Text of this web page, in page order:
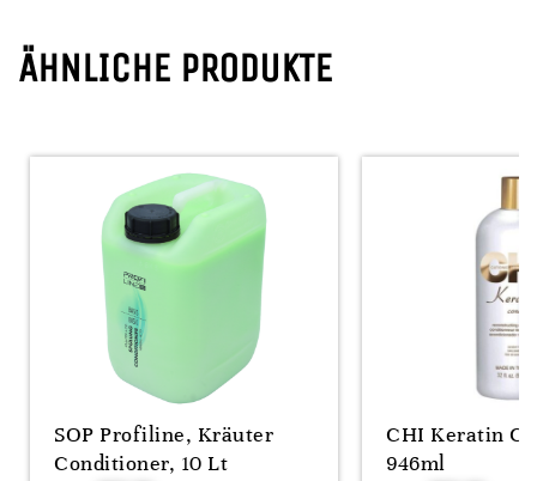
ÄHNLICHE PRODUKTE
SOP Profiline, Kräuter
Conditioner, 10 Lt
CHI Keratin
946ml